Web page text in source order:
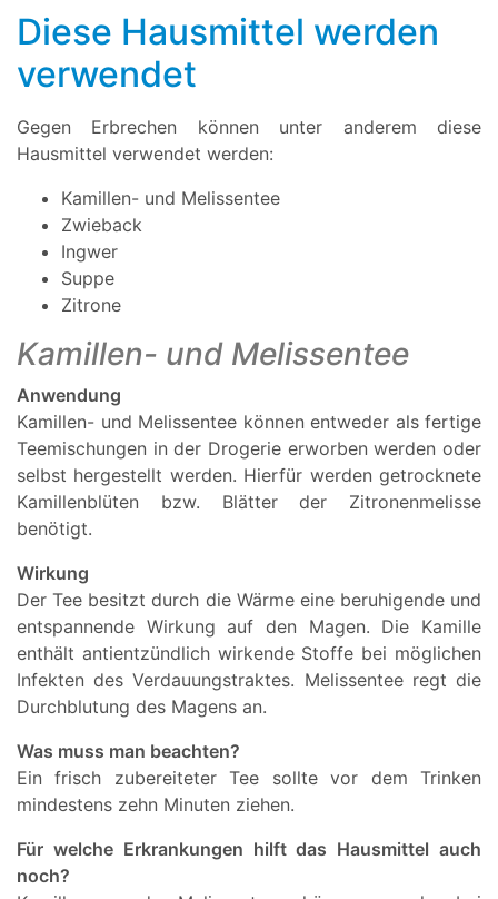
Diese Hausmittel werden
verwendet
Gegen Erbrechen können unter anderem diese
Hausmittel verwendet werden:
Kamillen- und Melissentee
Zwieback
Ingwer
Suppe
Zitrone
Kamillen- und Melissentee
Anwendung
Kamillen- und Melissentee können entweder als fertige
Teemischungen in der Drogerie erworben werden oder
selbst hergestellt werden. Hierfür werden getrocknete
Kamillenblüten bzw. Blätter der Zitronenmelisse
benötigt.
Wirkung
Der Tee besitzt durch die Wärme eine beruhigende und
entspannende Wirkung auf den Magen. Die Kamille
enthält antientzündlich wirkende Stoffe bei möglichen
Infekten des Verdauungstraktes. Melissentee regt die
Durchblutung des Magens an.
Was muss man beachten?
Ein frisch zubereiteter Tee sollte vor dem Trinken
mindestens zehn Minuten ziehen.
Für welche Erkrankungen hilft das Hausmittel auch
noch?